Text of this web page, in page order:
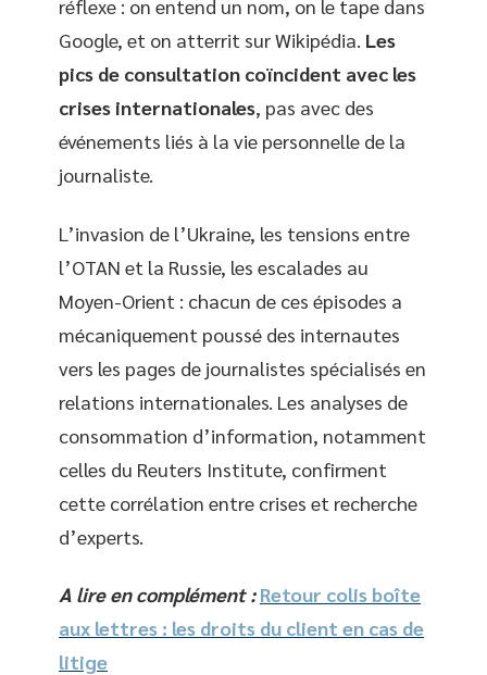
réflexe : on entend un nom, on le tape dans
Google, et on atterrit sur Wikipédia. Les
pics de consultation coïncident avec les
crises internationales, pas avec des
événements liés à la vie personnelle de la
journaliste.
L’invasion de l’Ukraine, les tensions entre
l’OTAN et la Russie, les escalades au
Moyen-Orient : chacun de ces épisodes a
mécaniquement poussé des internautes
vers les pages de journalistes spécialisés en
relations internationales. Les analyses de
consommation d’information, notamment
celles du Reuters Institute, confirment
cette corrélation entre crises et recherche
d’experts.
A lire en complément : Retour colis boîte
aux lettres : les droits du client en cas de
litige